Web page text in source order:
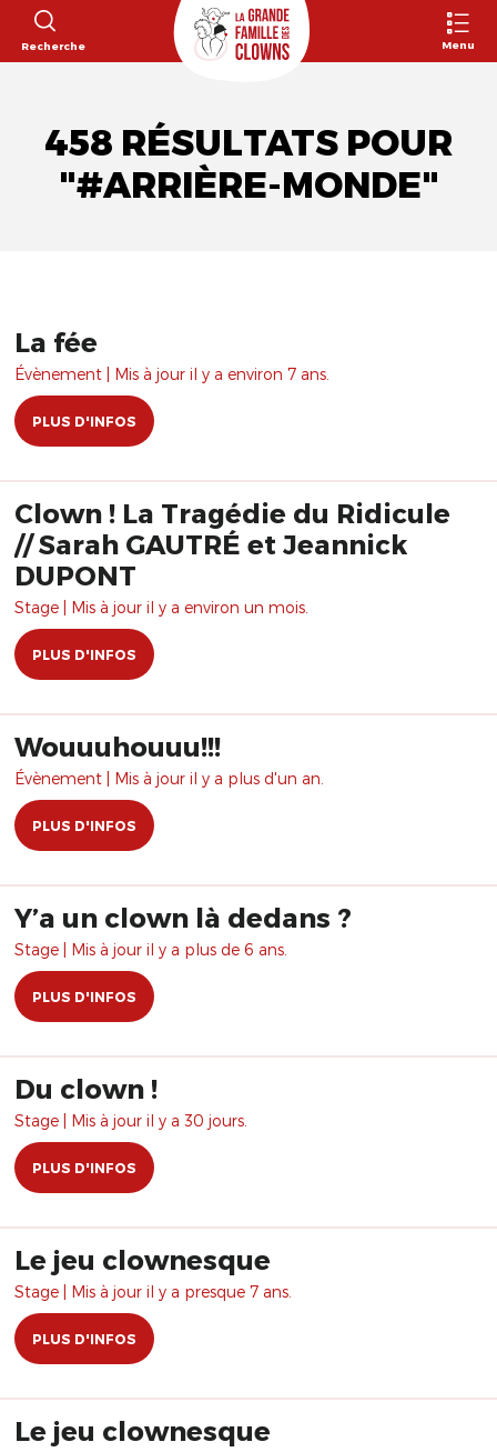
Recherche Menu
458 RÉSULTATS POUR
"#ARRIÈRE-MONDE"
La fée
Évènement | Mis à jour il y a environ 7 ans.
PLUS D'INFOS
Clown ! La Tragédie du Ridicule
// Sarah GAUTRÉ et Jeannick
DUPONT
Stage | Mis à jour il y a environ un mois.
PLUS D'INFOS
Wouuuhouuu!!!
Évènement | Mis à jour il y a plus d'un an.
PLUS D'INFOS
Y’a un clown là dedans ?
Stage | Mis à jour il y a plus de 6 ans.
PLUS D'INFOS
Du clown !
Stage | Mis à jour il y a 30 jours.
PLUS D'INFOS
Le jeu clownesque
Stage | Mis à jour il y a presque 7 ans.
PLUS D'INFOS
Le jeu clownesque